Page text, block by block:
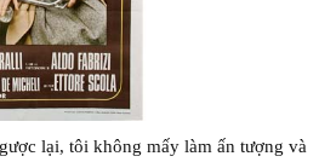
lại, tôi không mấy làm ấn tượng và